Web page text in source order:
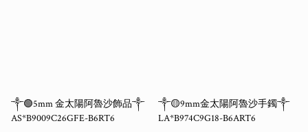
༒🟢5mm 金太陽阿魯沙飾品༒
AS*B9009C26GFE-B6RT6
༒🟡9mm金太陽阿魯沙手鐲༒
LA*B974C9G18-B6ART6